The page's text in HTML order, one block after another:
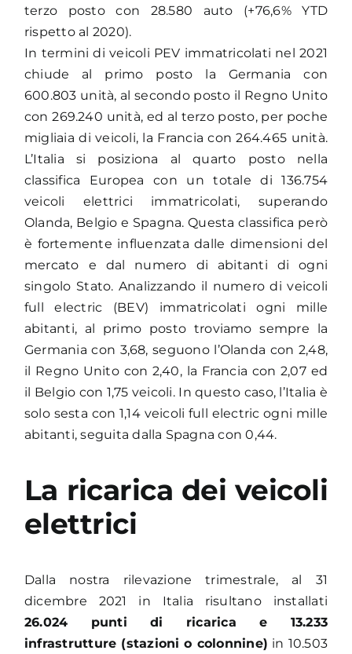
terzo posto con 28.580 auto (+76,6% YTD
rispetto al 2020).
In termini di veicoli PEV immatricolati nel 2021
chiude al primo posto la Germania con
600.803 unità, al secondo posto il Regno Unito
con 269.240 unità, ed al terzo posto, per poche
migliaia di veicoli, la Francia con 264.465 unità.
L’Italia si posiziona al quarto posto nella
classifica Europea con un totale di 136.754
veicoli elettrici immatricolati, superando
Olanda, Belgio e Spagna. Questa classifica però
è fortemente influenzata dalle dimensioni del
mercato e dal numero di abitanti di ogni
singolo Stato. Analizzando il numero di veicoli
full electric (BEV) immatricolati ogni mille
abitanti, al primo posto troviamo sempre la
Germania con 3,68, seguono l’Olanda con 2,48,
il Regno Unito con 2,40, la Francia con 2,07 ed
il Belgio con 1,75 veicoli. In questo caso, l’Italia è
solo sesta con 1,14 veicoli full electric ogni mille
abitanti, seguita dalla Spagna con 0,44.
La ricarica dei veicoli
elettrici
Dalla nostra rilevazione trimestrale, al 31
dicembre 2021 in Italia risultano installati
26.024 punti di ricarica e 13.233
infrastrutture (stazioni o colonnine) in 10.503